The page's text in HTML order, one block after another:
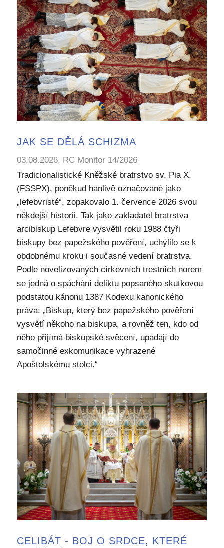
JAK SE DĚLÁ SCHIZMA
03.08.2026, RC Monitor 14/2026
Tradicionalistické Kněžské bratrstvo sv. Pia X.
(FSSPX), poněkud hanlivě označované jako
„lefebvristé“, zopakovalo 1. července 2026 svou
někdejší historii. Tak jako zakladatel bratrstva
arcibiskup Lefebvre vysvětil roku 1988 čtyři
biskupy bez papežského pověření, uchýlilo se k
obdobnému kroku i současné vedení bratrstva.
Podle novelizovaných církevních trestních norem
se jedná o spáchání deliktu popsaného skutkovou
podstatou kánonu 1387 Kodexu kanonického
práva: „Biskup, který bez papežského pověření
vysvětí někoho na biskupa, a rovněž ten, kdo od
něho přijímá biskupské svěcení, upadají do
samočinné exkomunikace vyhrazené
Apoštolskému stolci.“
CELIBÁT - BOJ O SRDCE, KTERÉ